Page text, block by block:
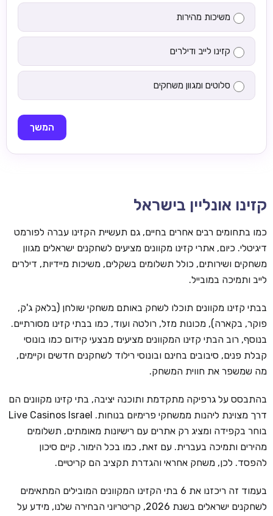
משיכות מהירות
קזינו לייב ודילרים
סלוטים ומגוון משחקים
המשך
קזינו אונליין בישראל
כמו בתחומים רבים אחרים בחיים, גם תעשיית הקזינו עברה לפורמט
דיגיטלי. כיום, אתרי קזינו מקוונים מציעים לשחקנים ישראלים מגוון
משחקים ושירותים, כולל תשלומים בשקלים, משיכות מיידיות, דילרים
לייב ותמיכה במובייל.
בבתי קזינו מקוונים תוכלו לשחק באותם משחקי שולחן (בלאק ג'ק,
פוקר, בקארה), מכונות מזל, רולטה ועוד, כמו בבתי קזינו מסורתיים.
בנוסף, רוב הבתי קזינו המקוונים מציעים מבצעי קידום כמו בונוסי
קבלת פנים, סיבובים בחינם ובונוסי רילוד לשחקנים חדשים וקיימים,
מה שמשפר את חווית המשחק.
בהתבסס על גרפיקה מתקדמת ותוכנה יציבה, בתי קזינו מקוונים הם
דרך מצוינת ליהנות ממשחקי פרימיום בנוחות. Live Casinos Israel
בוחר בקפידה ומציג רק אתרים עם רישיונות מאומתים, תשלומים
מהירים ותמיכה בעברית. עם זאת, כמו בכל הימור, קיים סיכון
להפסד. לכן, משחק אחראי והגדרת תקציב הם קריטיים.
בעמוד זה ריכזנו את 6 בתי הקזינו המקוונים המובילים המתאימים
לשחקנים ישראלים בשנת 2026, קריטריוני הבחירה שלנו, מידע על